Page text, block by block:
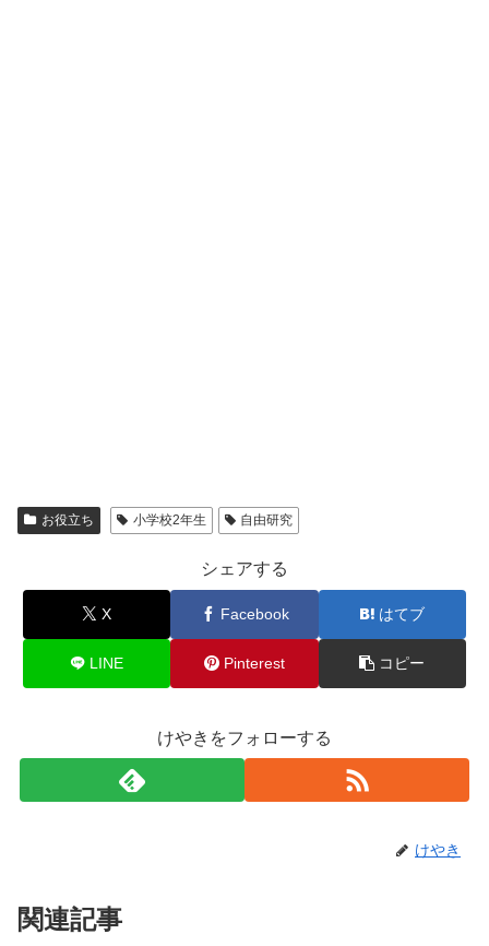
お役立ち 小学校2年生 自由研究
シェアする
X Facebook はてブ
LINE Pinterest コピー
けやきをフォローする
けやき
関連記事